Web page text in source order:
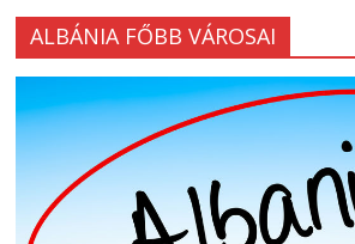
ALBÁNIA FŐBB VÁROSAI